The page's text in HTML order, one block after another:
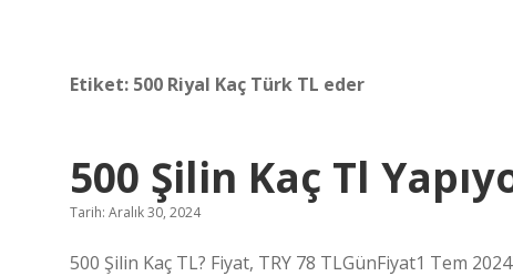
Etiket: 500 Riyal Kaç Türk TL eder
500 Şilin Kaç Tl
Tarih: Aralık 30, 2024
500 Şilin Kaç TL? Fiyat, TRY 78 TLGünFiyat1 Tem